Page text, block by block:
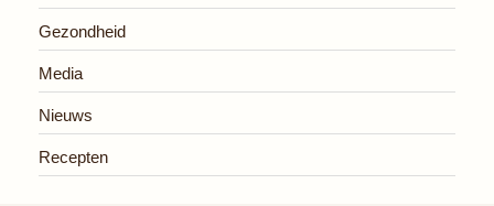
Gezondheid
Media
Nieuws
Recepten